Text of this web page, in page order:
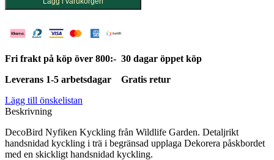
Kyckling
Fri frakt på köp över 800:- 30 dagar öppet köp
Leverans 1-5 arbetsdagar Gratis retur
Lägg till önskelistan
Beskrivning
DecoBird Nyfiken Kyckling från Wildlife Garden. Detaljrikt
handsnidad kyckling i trä i begränsad upplaga Dekorera påskbordet
med en skickligt handsnidad kyckling.